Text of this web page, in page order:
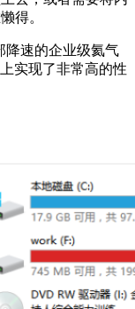
得。
降速的企业级氦气
实现了非常高的性